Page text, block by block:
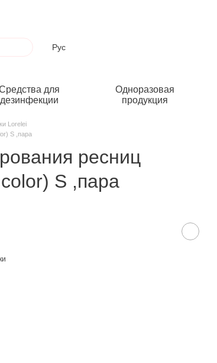
Рус
для
дезинфекции
Одноразовая
продукция
Lorelei
S ,пара
ресниц
S ,пара